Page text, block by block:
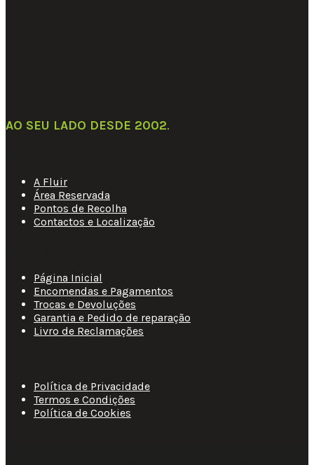
AO SEU LADO DESDE 2002.
A Fluir
Área Reservada
Pontos de Recolha
Contactos e Localização
Página Inicial
Encomendas e Pagamentos
Trocas e Devoluções
Garantia e Pedido de reparação
Livro de Reclamações
Política de Privacidade
Termos e Condições
Política de Cookies